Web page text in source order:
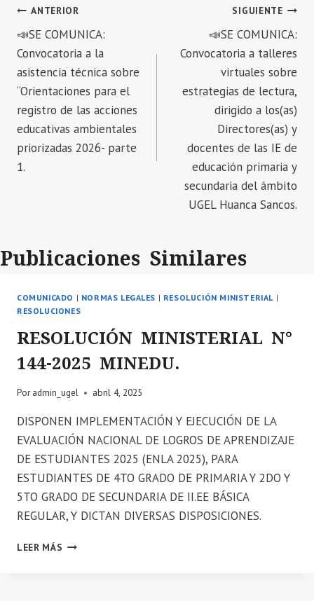
Navegación
de
entradas
ANTERIOR
📣SE COMUNICA:
Convocatoria a la
asistencia técnica sobre
“Orientaciones para el
registro de las acciones
educativas ambientales
priorizadas 2026- parte
1.
SIGUIENTE
📣SE COMUNICA:
Convocatoria a talleres
virtuales sobre
estrategias de lectura,
dirigido a los(as)
Directores(as) y
docentes de las IE de
educación primaria y
secundaria del ámbito
UGEL Huanca Sancos.
Publicaciones Similares
COMUNICADO | NORMAS LEGALES | RESOLUCIÓN MINISTERIAL |
RESOLUCIONES
RESOLUCIÓN MINISTERIAL N°
144-2025 MINEDU.
Por admin_ugel abril 4, 2025
DISPONEN IMPLEMENTACIÓN Y EJECUCIÓN DE LA
EVALUACIÓN NACIONAL DE LOGROS DE APRENDIZAJE
DE ESTUDIANTES 2025 (ENLA 2025), PARA
ESTUDIANTES DE 4TO GRADO DE PRIMARIA Y 2DO Y
5TO GRADO DE SECUNDARIA DE II.EE BÁSICA
REGULAR, Y DICTAN DIVERSAS DISPOSICIONES.
LEER MÁS RESOLUCIÓN